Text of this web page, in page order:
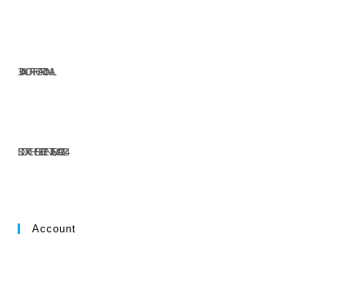
304 NORTH CARDINAL
ST. DORCHESTER CENTER, MA 02124
Account